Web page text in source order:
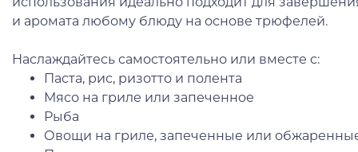
и аромата любому блюду на основе трюфелей.
Наслаждайтесь самостоятельно или вместе с:
Паста, рис, ризотто и полента
Мясо на гриле или запеченное
Рыба
Овощи на гриле, запеченные или